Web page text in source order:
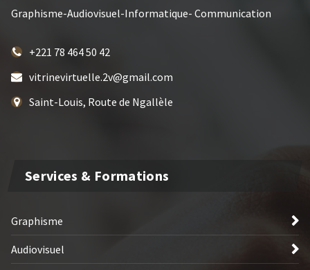
Graphisme-Audiovisuel-Informatique- Communication
+221 78 464 50 42
vitrinevirtuelle.2v@gmail.com
Saint-Louis, Route de Ngallèle
Services & Formations
Graphisme
Audiovisuel